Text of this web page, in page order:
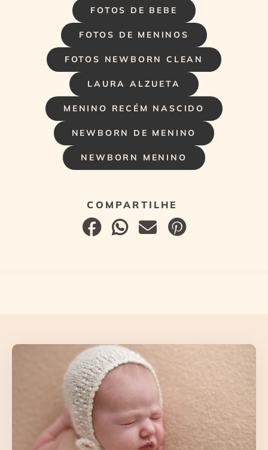
FOTOS DE BEBE
FOTOS DE MENINOS
FOTOS NEWBORN CLEAN
LAURA ALZUETA
MENINO RECÉM NASCIDO
NEWBORN DE MENINO
NEWBORN MENINO